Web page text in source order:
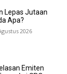
Lepas Jutaan
Apa?
2026
Emiten